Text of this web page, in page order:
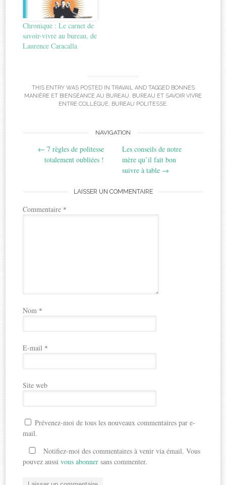
Chronique : Le carnet de
savoir-vivre au bureau, de
Laurence Caracalla
THIS ENTRY WAS POSTED IN TRAVAILAND TAGGED BONNES
MANIÈRE ET BIENSÉANCE AU BUREAU, BUREAU ET SAVOIR VIVRE
ENTRE COLLÈGUE, BUREAU POLITESSE.
navigation
NAVIGATION
← 7 règles de politesse
totalement oubliées !
Les conseils de notre
mère qu’il fait bon
suivre à table →
LAISSER UN COMMENTAIRE
Commentaire *
Nom *
E-mail *
Site web
Prévenez-moi de tous les nouveaux commentaires par e-
mail.
Notifiez-moi des commentaires à venir via émail. Vous
pouvez aussivous abonner sans commenter.